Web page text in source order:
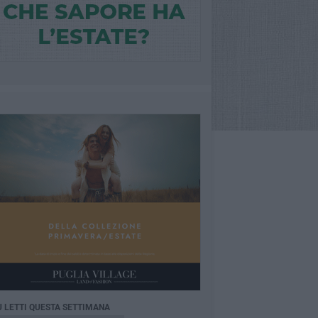
LETTI QUESTA SETTIMANA